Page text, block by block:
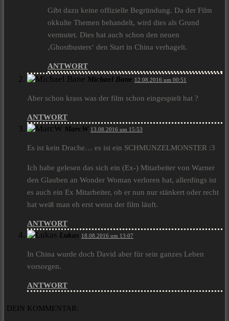
Gibt dazu keine offizielle Begründung. Da der Film
okkulte Themen behandelt, wird dies als Grund
vermutet. Dies hat auch schon den neuen
‚Ghostbusters‘ den Start in China verhagelt.
ANTWORT
Michael Bane 12.08.2016 um 00:51
Aber schon krass was der film schon eingespielt hat ?
ANTWORT
MarcW 13.08.2016 um 15:53
Es ist kein Drache… es ist ein SCHMUNZELMONSTER :3
Ich habe gelesen das sich ein (Ex-) Mitarbeiter von Warner
den Glauben an Wonder Woman verloren hat, allerdings ist
es auch ein Ex Mitarbeiter, ob er nun nur stänkert oder recht
hat weiß man eh erst wenn der film läuft.
ANTWORT
Lukas 18.08.2016 um 13:07
In China wurde doch David aber für sein ganzes Leben
vorsorgen.
ANTWORT
DEIN KOMMENTAR: